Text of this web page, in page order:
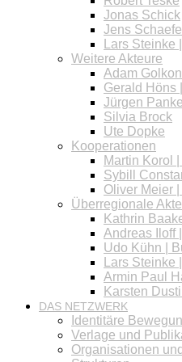
Jonas Schick
Jens
Lars
Weitere Akteure
Adam
Gerald Höns
Jürgen Panke
Silvia Brock
Ute Dopke
Kooperationen
Martin Korol
Sybill
Oliver Meier
Überregionale
Kathrin
Andreas Iloff
Udo Kühn |
Lars Steinke
Armin Paul
Karsten
DAS NETZWERK
Identitäre
Verlage und
Organisationen